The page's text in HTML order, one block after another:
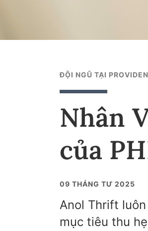
ĐỘI NGŨ TẠI
Nhân
của
09 THÁNG TƯ 2025
Anol Thrift
mục tiêu thu